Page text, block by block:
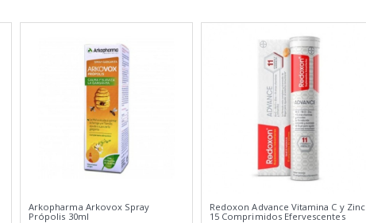
Arkopharma Arkovox Spray
Própolis 30ml
Redoxon Advance Vitamina C y Zinc
15 Comprimidos Efervescentes